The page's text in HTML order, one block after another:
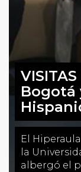
Bogotá
El
la
albergó el